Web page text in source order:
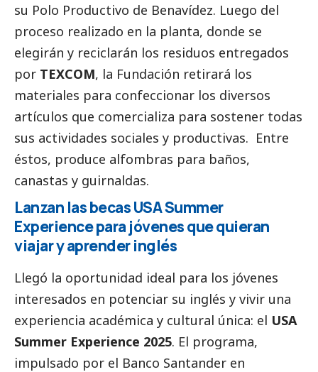
su Polo Productivo de Benavídez. Luego del
proceso realizado en la planta, donde se
elegirán y reciclarán los residuos entregados
por TEXCOM, la Fundación retirará los
materiales para confeccionar los diversos
artículos que comercializa para sostener todas
sus actividades sociales y productivas. Entre
éstos, produce alfombras para baños,
canastas y guirnaldas.
Lanzan las becas USA Summer
Experience para jóvenes que quieran
viajar y aprender inglés
Llegó la oportunidad ideal para los jóvenes
interesados en potenciar su inglés y vivir una
experiencia académica y cultural única: el USA
Summer Experience 2025. El programa,
impulsado por el Banco Santander en